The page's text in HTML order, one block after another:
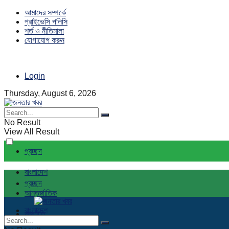
আমাদের সম্পর্কে
প্রাইভেসি পলিসি
শর্ত ও নীতিমালা
যোগাযোগ করুন
Login
Thursday, August 6, 2026
No Result
View All Result
প্রচ্ছদ
বাংলাদেশ
আন্তর্জাতিক
রাজনীতি
প্রচ্ছদ
বাংলাদেশ